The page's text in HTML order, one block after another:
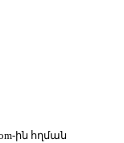
ին հղման